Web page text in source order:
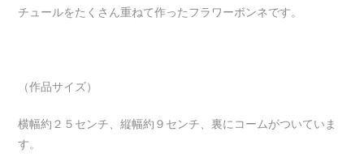
チュールをたくさん重ねて作ったフラワーボンネです。
（作品サイズ）
横幅約２５センチ、縦幅約９センチ、裏にコームがついていま
す。